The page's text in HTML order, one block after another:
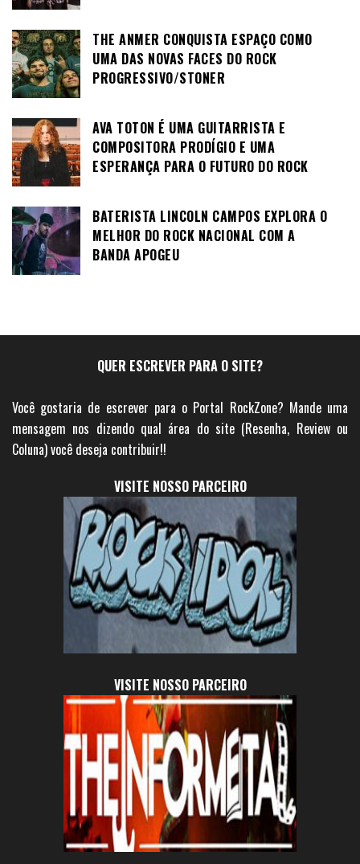
THE ANMER CONQUISTA ESPAÇO COMO
UMA DAS NOVAS FACES DO ROCK
PROGRESSIVO/STONER
AVA TOTON É UMA GUITARRISTA E
COMPOSITORA PRODÍGIO E UMA
ESPERANÇA PARA O FUTURO DO ROCK
BATERISTA LINCOLN CAMPOS EXPLORA O
MELHOR DO ROCK NACIONAL COM A
BANDA APOGEU
QUER ESCREVER PARA O SITE?
Você gostaria de escrever para o Portal RockZone? Mande uma
mensagem nos dizendo qual área do site (Resenha, Review ou
Coluna) você deseja contribuir!!
VISITE NOSSO PARCEIRO
VISITE NOSSO PARCEIRO